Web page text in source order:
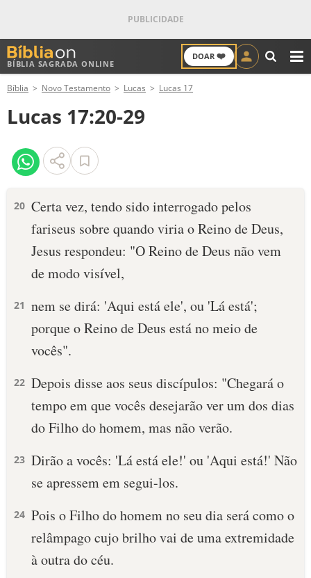
BÍBLIA SAGRADA ONLINE
DOAR ❤️
ANTIGO TESTAMENTO
NOVO TESTAMENTO
VERSÍCULOS
PALAVRA DO DIA
SALMO DO DIA
DEVOCIONAL DIÁRIO
10 MANDAMENTOS
ESBOÇOS DE PREGAÇÃO
PERGUNTE À BÍBLIA IA
TERMO BÍBLICO JOGOS
Bíblia Novo Testamento Lucas Lucas 17
Lucas 17:20-29
20 Certa vez, tendo sido interrogado pelos
fariseus sobre quando viria o Reino de Deus,
Jesus respondeu: "O Reino de Deus não vem
de modo visível,
21 nem se dirá: 'Aqui está ele', ou 'Lá está';
porque o Reino de Deus está no meio de
vocês".
22 Depois disse aos seus discípulos: "Chegará o
tempo em que vocês desejarão ver um dos dias
do Filho do homem, mas não verão.
23 Dirão a vocês: 'Lá está ele!' ou 'Aqui está!' Não
se apressem em segui-los.
24 Pois o Filho do homem no seu dia será como o
relâmpago cujo brilho vai de uma extremidade
à outra do céu.